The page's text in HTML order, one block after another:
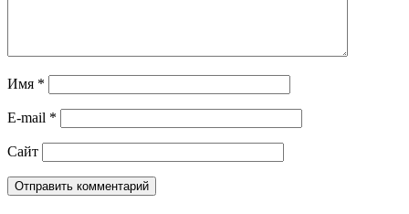
Имя *
E-mail *
Сайт